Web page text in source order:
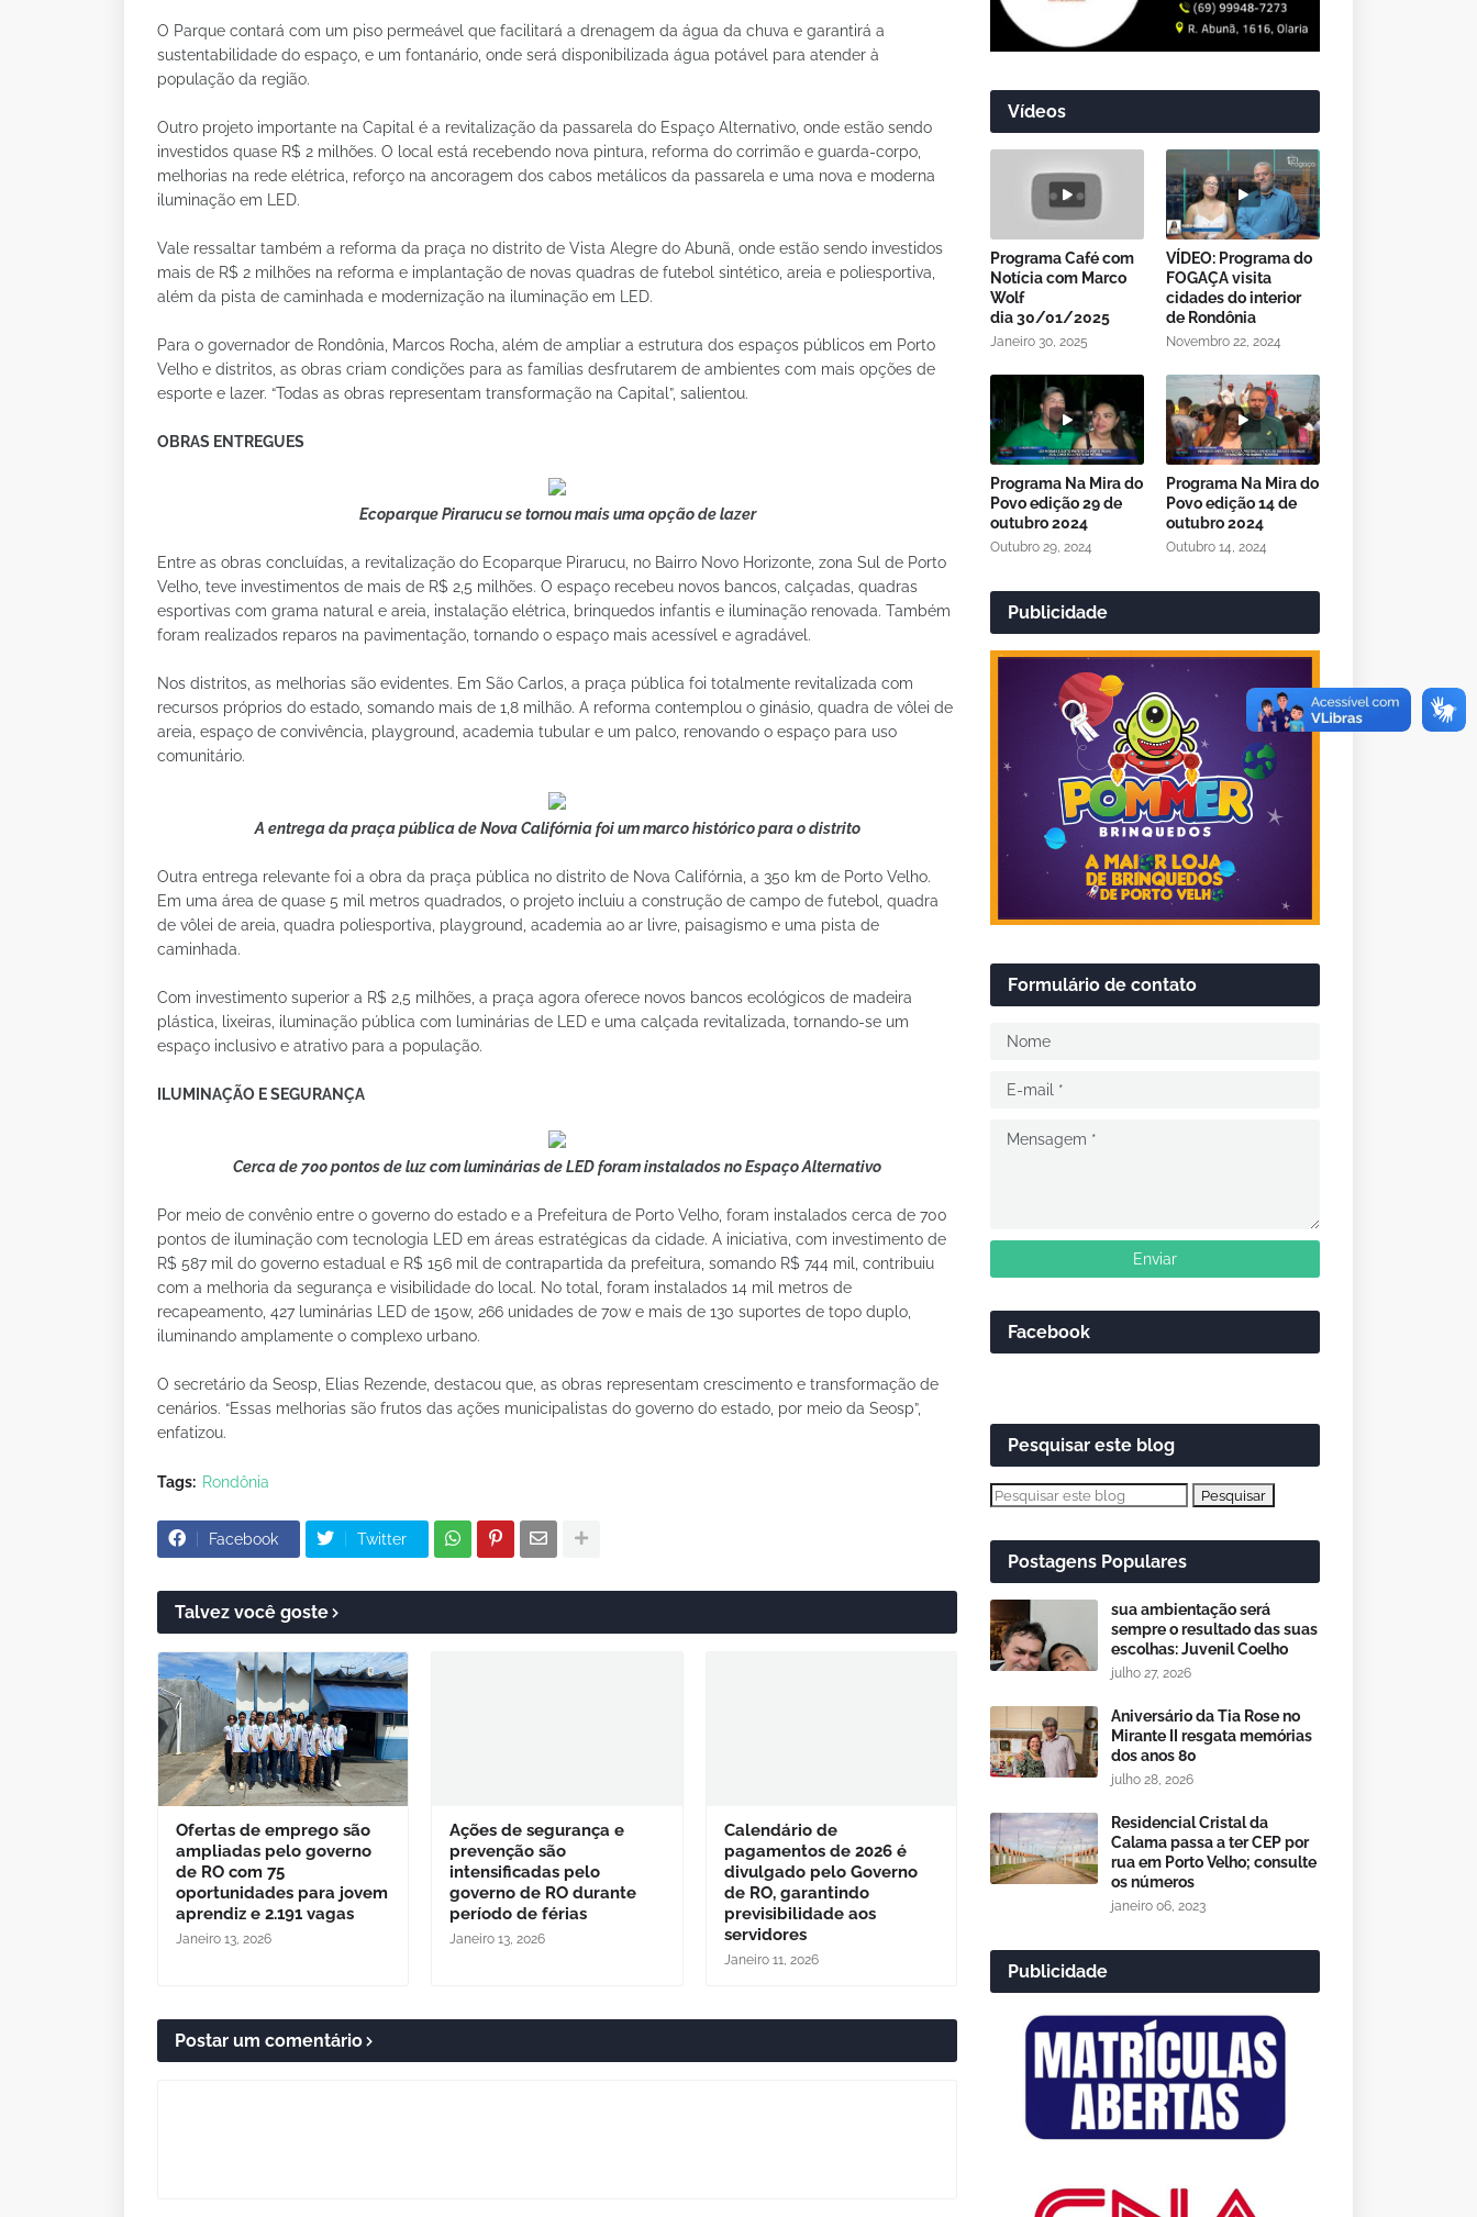
O Parque contará com um piso permeável que facilitará a drenagem da água da chuva e garantirá a
sustentabilidade do espaço, e um fontanário, onde será disponibilizada água potável para atender à
população da região.
Outro projeto importante na Capital é a revitalização da passarela do Espaço Alternativo, onde estão sendo
investidos quase R$ 2 milhões. O local está recebendo nova pintura, reforma do corrimão e guarda-corpo,
melhorias na rede elétrica, reforço na ancoragem dos cabos metálicos da passarela e uma nova e moderna
iluminação em LED.
Vale ressaltar também a reforma da praça no distrito de Vista Alegre do Abunã, onde estão sendo investidos
mais de R$ 2 milhões na reforma e implantação de novas quadras de futebol sintético, areia e poliesportiva,
além da pista de caminhada e modernização na iluminação em LED.
Para o governador de Rondônia, Marcos Rocha, além de ampliar a estrutura dos espaços públicos em Porto
Velho e distritos, as obras criam condições para as famílias desfrutarem de ambientes com mais opções de
esporte e lazer. “Todas as obras representam transformação na Capital”, salientou.
OBRAS ENTREGUES
Ecoparque Pirarucu se tornou mais uma opção de lazer
Entre as obras concluídas, a revitalização do Ecoparque Pirarucu, no Bairro Novo Horizonte, zona Sul de Porto
Velho, teve investimentos de mais de R$ 2,5 milhões. O espaço recebeu novos bancos, calçadas, quadras
esportivas com grama natural e areia, instalação elétrica, brinquedos infantis e iluminação renovada. Também
foram realizados reparos na pavimentação, tornando o espaço mais acessível e agradável.
Nos distritos, as melhorias são evidentes. Em São Carlos, a praça pública foi totalmente revitalizada com
recursos próprios do estado, somando mais de 1,8 milhão. A reforma contemplou o ginásio, quadra de vôlei de
areia, espaço de convivência, playground, academia tubular e um palco, renovando o espaço para uso
comunitário.
A entrega da praça pública de Nova Califórnia foi um marco histórico para o distrito
Outra entrega relevante foi a obra da praça pública no distrito de Nova Califórnia, a 350 km de Porto Velho.
Em uma área de quase 5 mil metros quadrados, o projeto incluiu a construção de campo de futebol, quadra
de vôlei de areia, quadra poliesportiva, playground, academia ao ar livre, paisagismo e uma pista de
caminhada.
Com investimento superior a R$ 2,5 milhões, a praça agora oferece novos bancos ecológicos de madeira
plástica, lixeiras, iluminação pública com luminárias de LED e uma calçada revitalizada, tornando-se um
espaço inclusivo e atrativo para a população.
ILUMINAÇÃO E SEGURANÇA
Cerca de 700 pontos de luz com luminárias de LED foram instalados no Espaço Alternativo
Por meio de convênio entre o governo do estado e a Prefeitura de Porto Velho, foram instalados cerca de 700
pontos de iluminação com tecnologia LED em áreas estratégicas da cidade. A iniciativa, com investimento de
R$ 587 mil do governo estadual e R$ 156 mil de contrapartida da prefeitura, somando R$ 744 mil, contribuiu
com a melhoria da segurança e visibilidade do local. No total, foram instalados 14 mil metros de
recapeamento, 427 luminárias LED de 150w, 266 unidades de 70w e mais de 130 suportes de topo duplo,
iluminando amplamente o complexo urbano.
O secretário da Seosp, Elias Rezende, destacou que, as obras representam crescimento e transformação de
cenários. “Essas melhorias são frutos das ações municipalistas do governo do estado, por meio da Seosp”,
enfatizou.
Tags: Rondônia
Facebook Twitter
Talvez você goste
Ofertas de emprego são
ampliadas pelo governo
de RO com 75
oportunidades para jovem
aprendiz e 2.191 vagas
Janeiro 13, 2026
Ações de segurança e
prevenção são
intensificadas pelo
governo de RO durante
período de férias
Janeiro 13, 2026
Calendário de
pagamentos de 2026 é
divulgado pelo Governo
de RO, garantindo
previsibilidade aos
servidores
Janeiro 11, 2026
Postar um comentário
Vídeos
Programa Café com
Notícia com Marco
Wolf
dia 30/01/2025
Janeiro 30, 2025
VÍDEO: Programa do
FOGAÇA visita
cidades do interior
de Rondônia
Novembro 22, 2024
Programa Na Mira do
Povo edição 29 de
outubro 2024
Outubro 29, 2024
Programa Na Mira do
Povo edição 14 de
outubro 2024
Outubro 14, 2024
Publicidade
Formulário de contato
Facebook
Pesquisar este blog
Postagens Populares
sua ambientação será
sempre o resultado das suas
escolhas: Juvenil Coelho
julho 27, 2026
Aniversário da Tia Rose no
Mirante II resgata memórias
dos anos 80
julho 28, 2026
Residencial Cristal da
Calama passa a ter CEP por
rua em Porto Velho; consulte
os números
janeiro 06, 2023
Publicidade